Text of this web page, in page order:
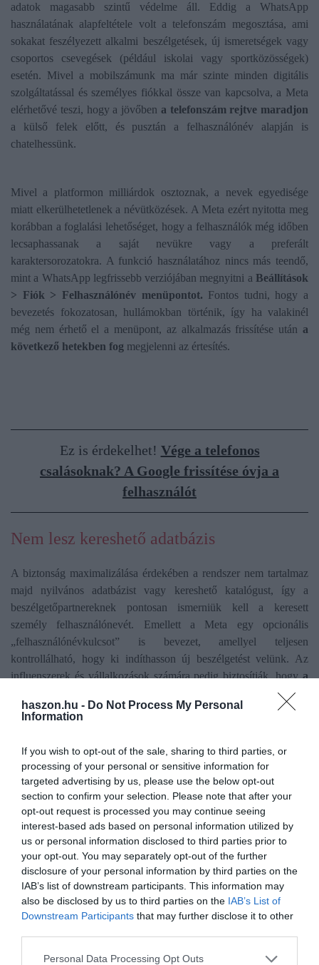
haszon.hu - Do Not Process My Personal
Information
If you wish to opt-out of the sale, sharing to third parties, or
processing of your personal or sensitive information for
targeted advertising by us, please use the below opt-out
section to confirm your selection. Please note that after your
opt-out request is processed you may continue seeing
interest-based ads based on personal information utilized by
us or personal information disclosed to third parties prior to
your opt-out. You may separately opt-out of the further
disclosure of your personal information by third parties on the
IAB’s list of downstream participants. This information may
also be disclosed by us to third parties on the IAB’s List of
Downstream Participants that may further disclose it to other
Please note that this website/app uses one or more Google
Personal Data Processing Opt Outs
adatok magasabb szintű védelme áll. Eddig a WhatsApp
használatának alapfeltétele volt a telefonszám megosztása, ami
sokakat feszélyezett alkalmi beszélgetések, új ismeretségek vagy
csoportos csevegések (például iskolai vagy sportközösségek)
esetén. Mivel a mobilszámunk ma már szinte minden digitális
szolgáltatással és személyes fiókkal össze van kapcsolva, a Meta
elérhetővé teszi, hogy a jövőben a telefonszám rejtve maradjon
a külső felek előtt, és pusztán a felhasználónév alapján is
chatelhessünk.
Mivel a platformon milliárdok osztoznak, a nevek egyedisége
miatt elkerülhetetlenek a névütközések. A Meta ezért nyitotta meg
korábban a foglalási lehetőséget, hogy a felhasználók még időben
lecsaphassanak a saját nevükre vagy a preferált
karaktersorozatokra. A funkció használatához nincs más teendő,
mint a WhatsApp legfrissebb verziójában megnyitni a Beállítások
> Fiók > Felhasználónév menüpontot. Fontos tudni, hogy a
bevezetés fokozatosan, hullámokban történik, így ha valakinél
még nem érhető el a menüpont, az alkalmazás frissítése után a
következő hetekben fog megjelenni az értesítés.
Ez is érdekelhet! Vége a telefonos
csalásoknak? A Google frissítése óvja a
felhasználót
Nem lesz kereshető adatbázis
A biztonság maximalizálása érdekében a rendszer nem tartalmaz
majd nyilvános adatbázist vagy kereshető katalógust, így a
beszélgetőpartnereknek pontosan ismerniük kell a keresett
személy felhasználónevét. Emellett a Meta egy opcionális
„felhasználónévkulcsot” is bevezet, amellyel teljesen
kontrollálható, hogy ki indíthasson új beszélgetést velünk. Az
influenszerek és vállalkozások számára pedig biztosítják, hogya
már meglévő Instagram- vagy Facebook-neveiket
integrálhassák a WhatsApp-fiókjukba.
Olvasd el ezt is!
Szeretni fogod autósként ezt az újdonságot a Google
Térképen
Üzenetet kaptál? Az AI már célzottan ajánl választ
a WhatsAppon
Szivárgott a WhatsApp, a Meta félrenézett